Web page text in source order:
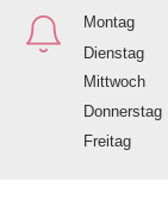
Montag
Dienstag
Mittwoch
Donnerstag
Freitag